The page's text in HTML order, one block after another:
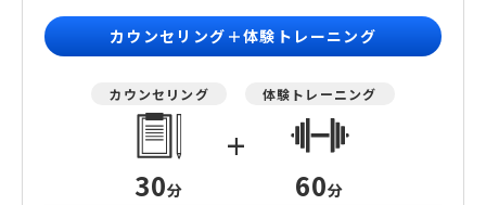
カウンセリング＋体験トレーニング
カウンセリング
30分
+
体験トレーニング
60分